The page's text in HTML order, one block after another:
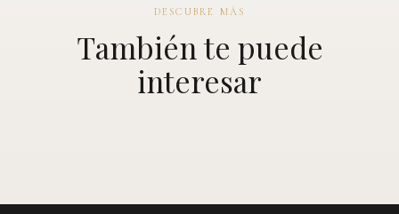
DESCUBRE MÁS
También te puede
interesar